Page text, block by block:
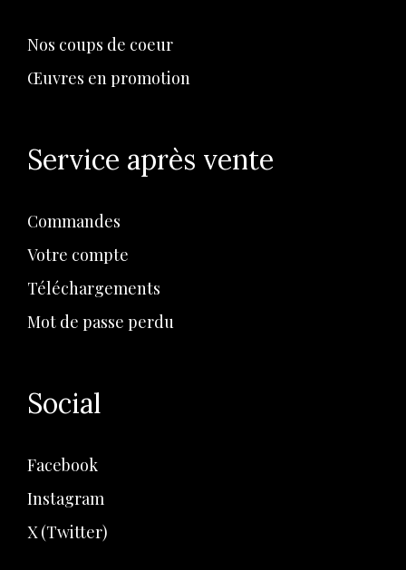
Nos coups de coeur
Œuvres en promotion
Service après vente
Commandes
Votre compte
Téléchargements
Mot de passe perdu
Social
Facebook
Instagram
X (Twitter)